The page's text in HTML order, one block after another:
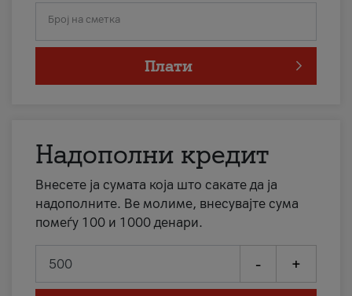
Број на сметка
Плати
Надополни кредит
Внесете ја сумата која што сакате да ја
надополните. Ве молиме, внесувајте сума
помеѓу 100 и 1000 денари.
- +